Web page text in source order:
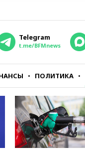
Telegram
t.me/BFMnews
ПОЛИТИКА